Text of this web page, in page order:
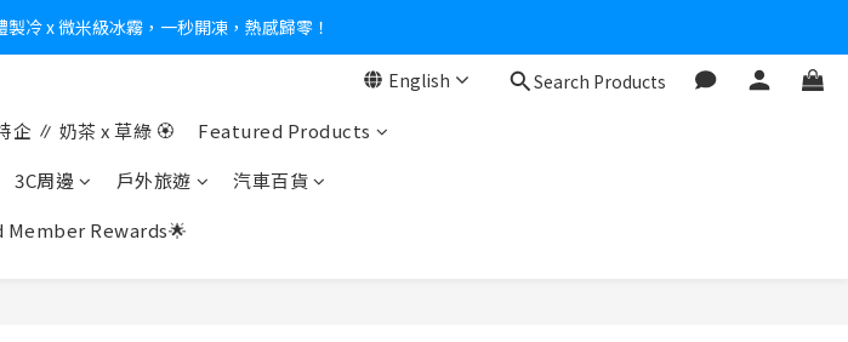
金✨再享消費回饋無極限
冷 x 微米級冰霧，一秒開凍，熱感歸零！
English Search Products
企 ∥ 奶茶 x 草綠 🏵
Featured Products
3C周邊 戶外旅遊
汽車百貨
Rewards🌟